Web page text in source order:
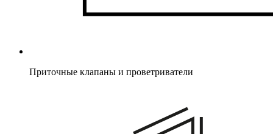
Приточные клапаны и проветриватели